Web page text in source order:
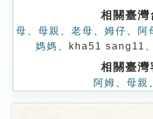
相關臺灣
母 母親 老母 姆仔 阿
媽媽
kha51 sang11
相關臺灣
阿姆 母親